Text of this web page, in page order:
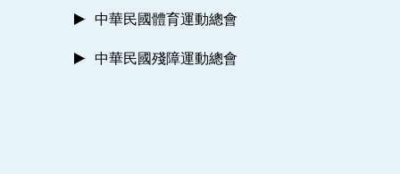
中華民國體育運動總會
中華民國殘障運動總會